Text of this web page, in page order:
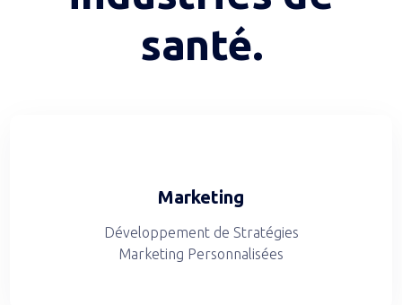
santé.
Marketing
Développement de Stratégies
Marketing Personnalisées